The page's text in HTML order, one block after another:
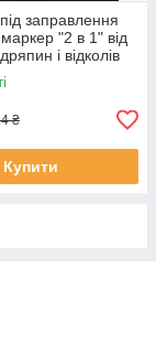
заправлення
"2 в 1" від
і відколів
₴
Купити